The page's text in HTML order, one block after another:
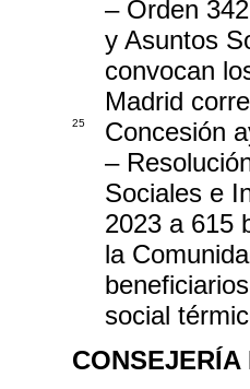
– Orden
y Asuntos
convocan
Madrid
25
Concesión
–
Sociales e
2023 a 615
la
social
CONSEJERÍA